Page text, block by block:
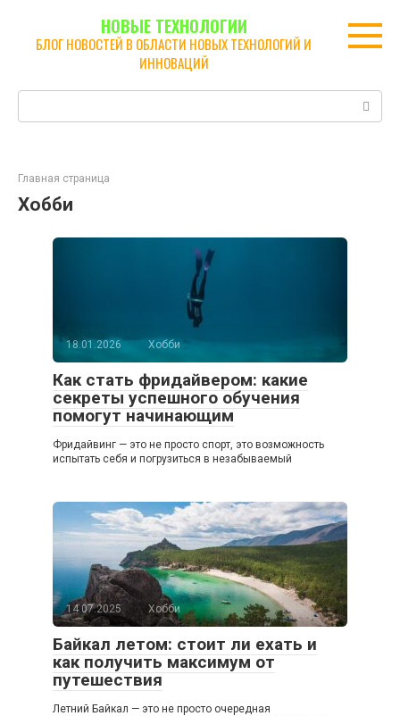
контенту
НОВЫЕ ТЕХНОЛОГИИ
БЛОГ НОВОСТЕЙ В ОБЛАСТИ НОВЫХ ТЕХНОЛОГИЙ И
ИННОВАЦИЙ
Главная страница
Хобби
18.01.2026 Хобби
Как стать фридайвером: какие
секреты успешного обучения
помогут начинающим
Фридайвинг — это не просто спорт, это возможность
испытать себя и погрузиться в незабываемый
14.07.2025 Хобби
Байкал летом: стоит ли ехать и
как получить максимум от
путешествия
Летний Байкал — это не просто очередная